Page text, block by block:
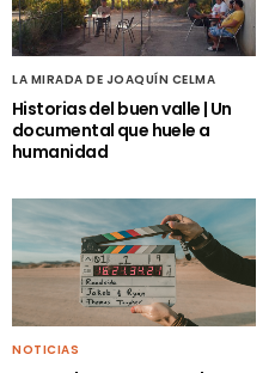
LA MIRADA DE JOAQUÍN CELMA
Historias del buen valle | Un
documental que huele a
humanidad
NOTICIAS